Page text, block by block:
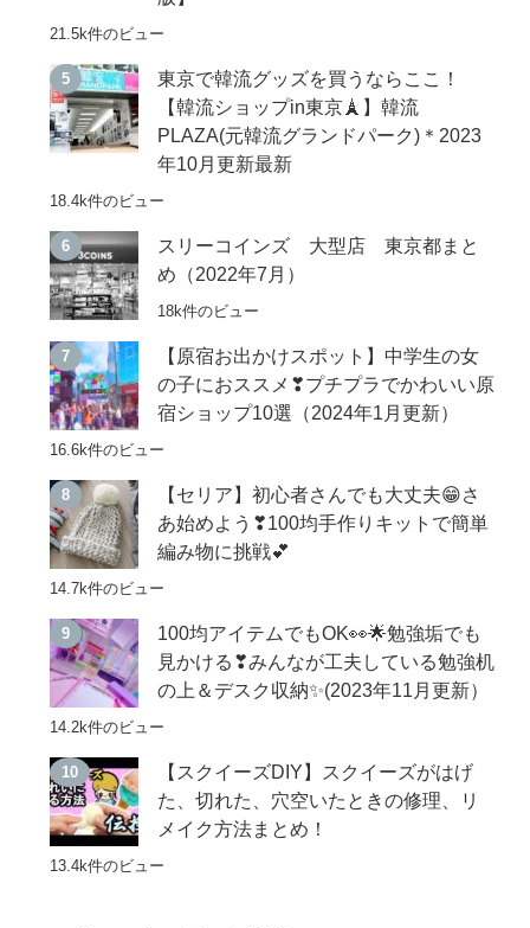
21.5k件のビュー
東京で韓流グッズを買うならここ！
【韓流ショップin東京🗼】韓流
PLAZA(元韓流グランドパーク)＊2023
年10月更新最新
18.4k件のビュー
スリーコインズ 大型店 東京都まと
め（2022年7月）
18k件のビュー
【原宿お出かけスポット】中学生の女
の子におススメ❣プチプラでかわいい原
宿ショップ10選（2024年1月更新）
16.6k件のビュー
【セリア】初心者さんでも大丈夫😁さ
あ始めよう❣100均手作りキットで簡単
編み物に挑戦💕
14.7k件のビュー
100均アイテムでもOK👀🌟勉強垢でも
見かける❣みんなが工夫している勉強机
の上＆デスク収納✨(2023年11月更新）
14.2k件のビュー
【スクイーズDIY】スクイーズがはげ
た、切れた、穴空いたときの修理、リ
メイク方法まとめ！
13.4k件のビュー